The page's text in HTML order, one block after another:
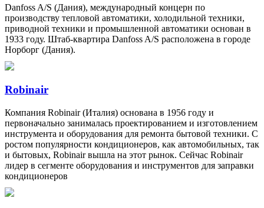
Danfoss A/S (Дания), международный концерн по
производству тепловой автоматики, холодильной техники,
приводной техники и промышленной автоматики основан в
1933 году. Штаб-квартира Danfoss A/S расположена в городе
Норборг (Дания).
Robinair
Компания Robinair (Италия) основана в 1956 году и
первоначально занималась проектированием и изготовлением
инструмента и оборудования для ремонта бытовой техники. С
ростом популярности кондиционеров, как автомобильных, так
и бытовых, Robinair вышла на этот рынок. Сейчас Robinair
лидер в сегменте оборудования и инструментов для заправки
кондиционеров